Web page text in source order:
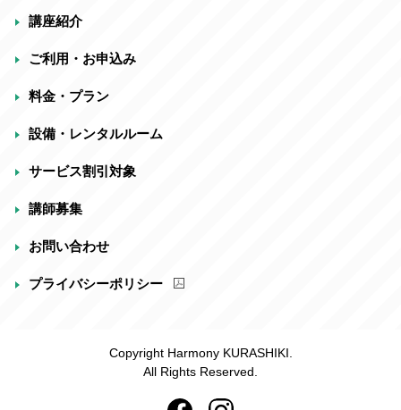
講座紹介
ご利用・お申込み
料金・プラン
設備・レンタルルーム
サービス割引対象
講師募集
お問い合わせ
プライバシーポリシー
Copyright Harmony KURASHIKI.
All Rights Reserved.